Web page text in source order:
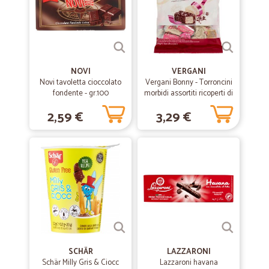
# Valentina Traversi _ Va.Tr. _ ⭐ ⭐ ⭐ #
➡️ ➡️ ➡️
—
Felice di averli scoperti
Servizio rapido, imballo perfetto, affidabili e seri.
Spedizione veloce e sicura
Spedizione veloce e sicura
—Daniela G.
Tutto perfetto grazie
Tutto perfetto grazie
NOVI
Novi tavoletta cioccolato
fondente - gr.100
2,59 €
VERGANI
Vergani Bonny - Torroncini
morbidi assortiti ricoperti di
cioccolato fondente e
bianco 130 gr.
3,29 €
SCHÄR
Schär Milly Gris & Ciocc
LAZZARONI
Lazzaroni havana